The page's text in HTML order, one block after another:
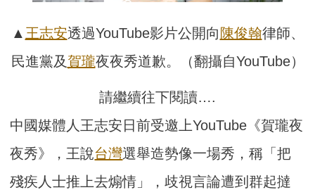
▲ 王志安透過YouTube影片公開向 陳俊翰律師、
民進黨及 賀瓏夜夜秀道歉。（翻攝自YouTube）
請繼續往下閱讀….
中國媒體人王志安日前受邀上YouTube《賀瓏夜
夜秀》，王說台灣選舉造勢像一場秀，稱「把
殘疾人士推上去煽情」，歧視言論遭到群起撻